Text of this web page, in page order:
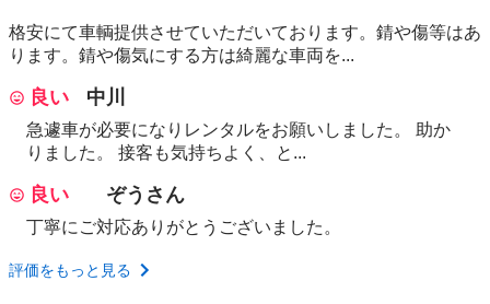
格安にて車輌提供させていただいております。錆や傷等はあ
ります。錆や傷気にする方は綺麗な車両を...
良い 中川
急遽車が必要になりレンタルをお願いしました。 助か
りました。 接客も気持ちよく、と...
良い ぞうさん
丁寧にご対応ありがとうございました。
評価をもっと見る